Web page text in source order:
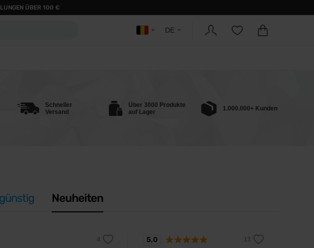
ÜBER 100 €
DE
Schneller
Versand
Über 3000 Produkte
auf Lager
1.000.000+ Kunden
Neuheiten
5,0